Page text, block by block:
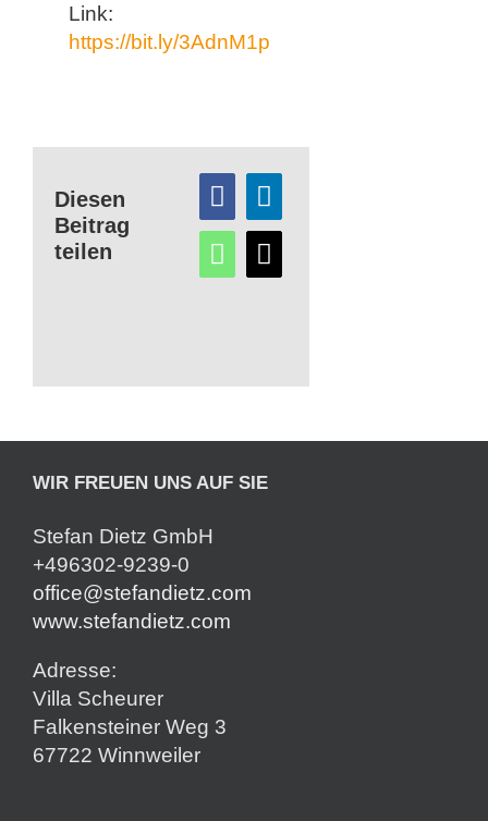
Link:
https://bit.ly/3AdnM1p
Diesen
Beitrag
teilen
WIR FREUEN UNS AUF SIE
Stefan Dietz GmbH
+496302-9239-0
office@stefandietz.com
www.stefandietz.com
Adresse:
Villa Scheurer
Falkensteiner Weg 3
67722 Winnweiler